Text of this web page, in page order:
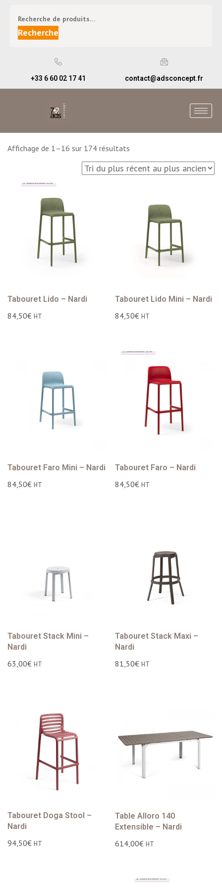
Recherche
+33 6 60 02 17 41 contact@adsconcept.fr
Affichage de 1–16 sur 174 résultats
Tabouret Lido – Nardi
84,50€ HT
Tabouret Lido Mini – Nardi
84,50€ HT
Tabouret Faro Mini – Nardi
84,50€ HT
Tabouret Faro – Nardi
84,50€ HT
Tabouret Stack Mini –
Nardi
63,00€ HT
Tabouret Stack Maxi –
Nardi
81,50€ HT
Tabouret Doga Stool –
Nardi
94,50€ HT
Table Alloro 140
Extensible – Nardi
614,00€ HT